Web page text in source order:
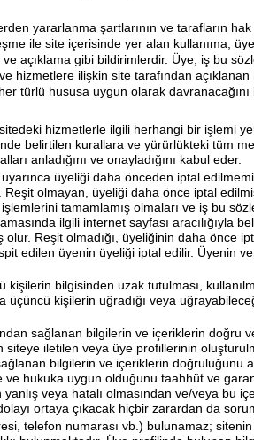
yararlanma şartlarının ve tarafların hak
ile site içerisinde yer alan kullanıma,
açıklama gibi bildirimlerdir. Üye, iş bu
hizmetlere ilişkin site tarafından açıklanan
türlü hususa uygun olarak
hizmetlerle ilgili herhangi bir işlemi
belirtilen kurallara ve yürürlükteki tüm
anladığını ve onayladığını kabul eder.
üyeliği daha önceden iptal
olmayan, üyeliği daha önce iptal
tamamlamış olmaları ve iş bu
ilgili internet sayfası aracılığıyla
Reşit olmadığı, üyeliğinin daha önce
edilen üyenin üyeliği iptal edilir. Üyenin
bilgisinden uzak tutulması,
kişilerin uğradığı veya
sağlanan bilgilerin ve içeriklerin doğru
iletilen veya üye profillerinin
bilgilerin ve içeriklerin doğruluğunu
hukuka uygun olduğunu taahhüt ve
veya hatalı olmasından ve/veya bu
ortaya çıkacak hiçbir zarardan da
telefon numarası vb.) bulunamaz;